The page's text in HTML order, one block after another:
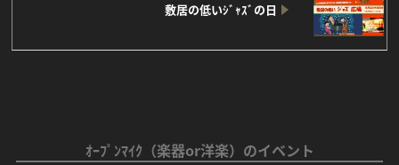
敷居の低いｼﾞｬｽﾞの日
ｵｰﾌﾟﾝﾏｲｸ（楽器or洋楽）のイベント